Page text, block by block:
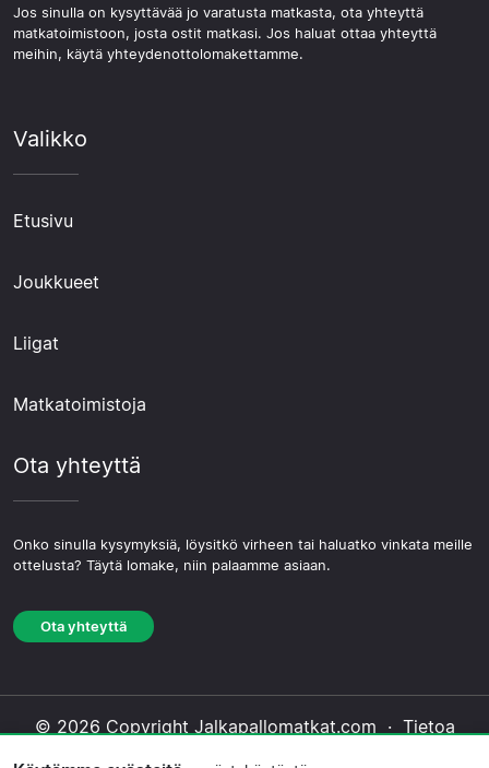
Jos sinulla on kysyttävää jo varatusta matkasta, ota yhteyttä
matkatoimistoon, josta ostit matkasi. Jos haluat ottaa yhteyttä
meihin, käytä yhteydenottolomakettamme.
Valikko
Etusivu
Joukkueet
Liigat
Matkatoimistoja
Ota yhteyttä
Onko sinulla kysymyksiä, löysitkö virheen tai haluatko vinkata meille
ottelusta? Täytä lomake, niin palaamme asiaan.
Ota yhteyttä
© 2026 Copyright Jalkapallomatkat.com · Tietoa